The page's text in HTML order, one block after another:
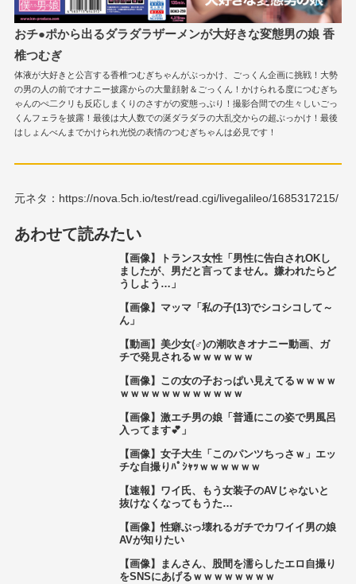
おチ●ポから出るダラダラザーメンが大好きな変態男の娘 香
椎つむぎ
体液が大好きと公言する香椎つむぎちゃんがぶっかけ、ごっくん企画に挑戦！大勢
の男の人の前でオナニー披露からの大量顔射＆ごっくん！かけられる度につむぎち
ゃんのぺ二クリも反応しまくりのさすがの変態っぷり！撮影合間での生々しいごっ
くんフェラを披露！最後は大人数での涎ダラダラの大乱交からの超ぶっかけ！最後
はしょんべんまでかけられ光悦の表情のつむぎちゃんは必見です！
元ネタ：https://nova.5ch.io/test/read.cgi/livegalileo/1685317215/
あわせて読みたい
【画像】トランス女性「男性に告白されOKし
ましたが、男だと言ってません。嫌われたらど
うしよう…」
【画像】マッマ「私の子(13)でシコシコして～
ん」
【動画】美少女(♂)の潮吹きオナニー動画、ガ
チで発見されるｗｗｗｗｗｗ
【画像】この女の子おっぱい見えてるｗｗｗｗ
ｗｗｗｗｗｗｗｗｗｗｗｗ
【画像】激エチ男の娘「普通にこの姿で男風呂
入ってます💕」
【画像】女子大生「このパンツちっさｗ」エッ
チな自撮りﾊﾟｼｬｯｗｗｗｗｗｗ
【速報】ワイ氏、もう女装子のAVじゃないと
抜けなくなってもうた…
【画像】性癖ぶっ壊れるガチでカワイイ男の娘
AVが知りたい
【画像】まんさん、股間を濡らしたエロ自撮り
をSNSにあげるｗｗｗｗｗｗｗｗ